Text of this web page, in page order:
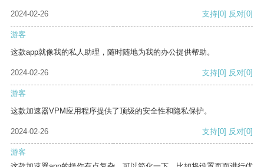
2024-02-26 支持[0] 反对[0]
游客
这款app就像我的私人助理，随时随地为我的办公提供帮助。
2024-02-26 支持[0] 反对[0]
游客
这款加速器VPM应用程序提供了顶级的安全性和隐私保护。
2024-02-26 支持[0] 反对[0]
游客